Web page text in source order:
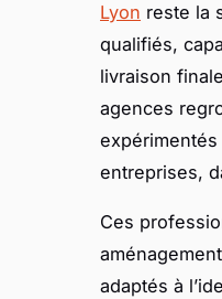
Lyon reste la
qualifiés,
livraison
agences
entreprises,
Ces
adaptés à